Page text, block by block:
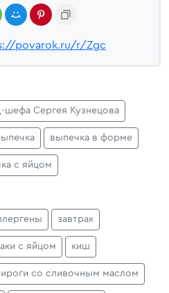
povarok.ru/r/Zgc
шефа Сергея Кузнецова
выпечка в форме
с яйцом
завтрак
с яйцом киш
со сливочным маслом